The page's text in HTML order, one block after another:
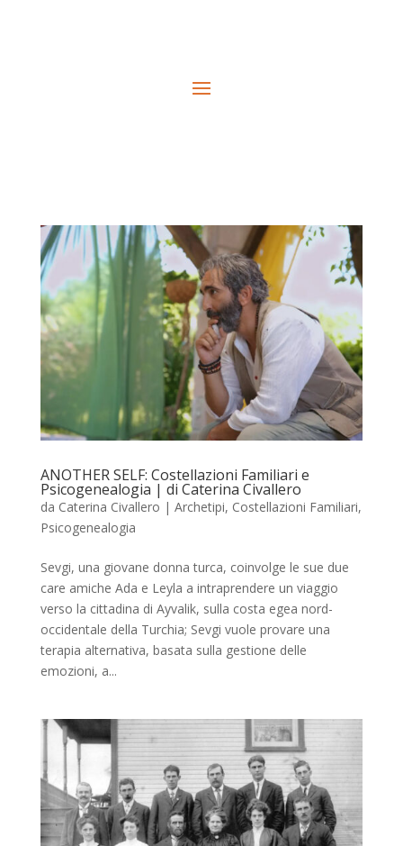
ANOTHER SELF: Costellazioni Familiari e
Psicogenealogia | di Caterina Civallero
da Caterina Civallero | Archetipi, Costellazioni Familiari,
Psicogenealogia
Sevgi, una giovane donna turca, coinvolge le sue due
care amiche Ada e Leyla a intraprendere un viaggio
verso la cittadina di Ayvalik, sulla costa egea nord-
occidentale della Turchia; Sevgi vuole provare una
terapia alternativa, basata sulla gestione delle
emozioni, a...